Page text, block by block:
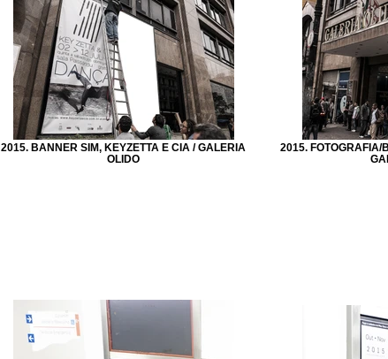
2015. BANNER SIM, KEYZETTA E CIA / GALERIA
OLIDO
2015. FOTOGRAFIA/